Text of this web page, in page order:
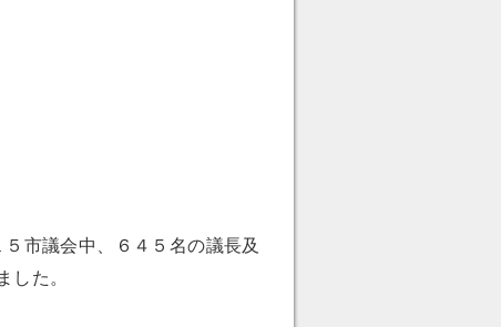
市議会中、６４５名の議長及
した。